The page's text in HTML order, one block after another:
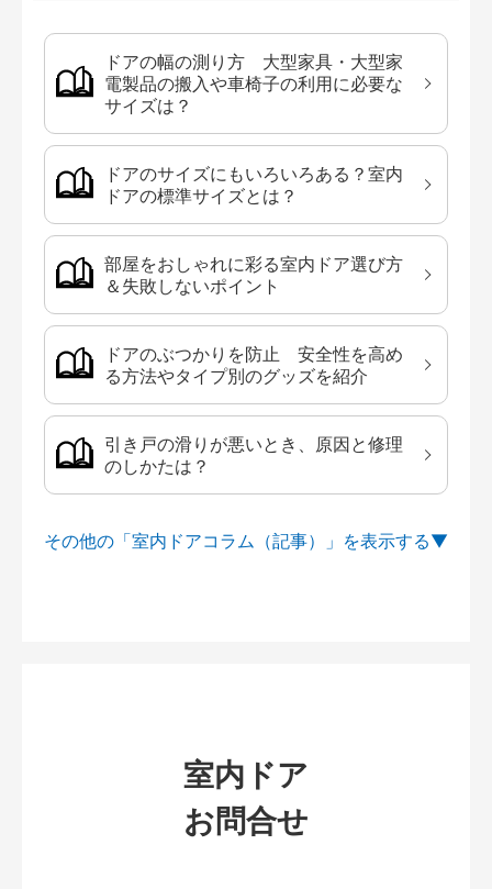
ドアの幅の測り方 大型家具・大型家
電製品の搬入や車椅子の利用に必要な
サイズは？
ドアのサイズにもいろいろある？室内
ドアの標準サイズとは？
部屋をおしゃれに彩る室内ドア選び方
＆失敗しないポイント
ドアのぶつかりを防止 安全性を高め
る方法やタイプ別のグッズを紹介
引き戸の滑りが悪いとき、原因と修理
のしかたは？
その他の「室内ドアコラム（記事）」を
室内ドア
お問合せ